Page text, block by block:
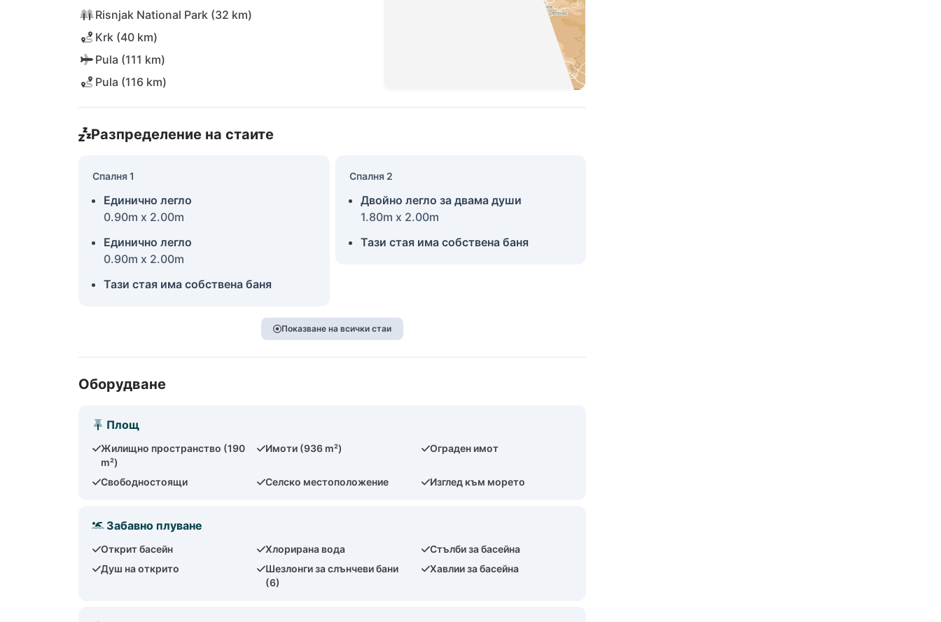
Risnjak National Park (32 km)
Krk (40 km)
Pula (111 km)
Pula (116 km)
Разпределение на стаите
Спалня 1
Единично легло
0.90m x 2.00m
Единично легло
0.90m x 2.00m
Тази стая има собствена баня
Спалня 2
Двойно легло за двама души
1.80m x 2.00m
Тази стая има собствена баня
Показване на всички стаи
Оборудване
Площ
Жилищно пространство (190
m²)
Имоти (936 m²) Ограден имот
Свободностоящи Селско местоположение Изглед към морето
Забавно плуване
Открит басейн Хлорирана вода
Стълби за басейна
Душ на открито
Шезлонги за слънчеви бани
(6)
Хавлии за басейна